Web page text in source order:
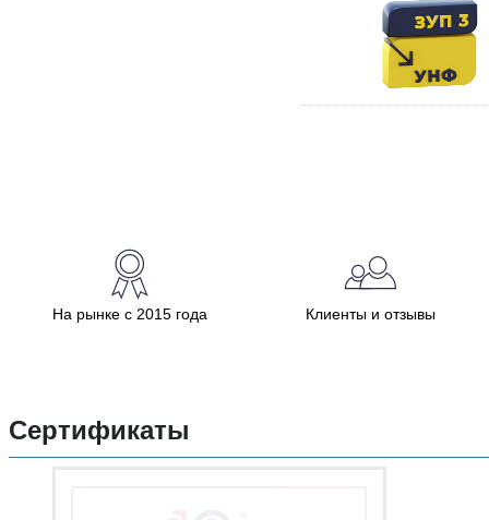
На рынке с 2015 года Клиенты и отзывы
Сертификаты